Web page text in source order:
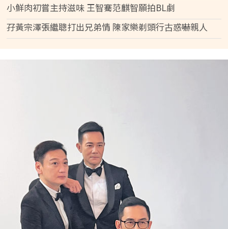
小鮮肉初嘗主持滋味 王智騫范麒智願拍BL劇
孖黃宗澤張繼聰打出兄弟情 陳家樂剃頭行古惑嚇親人